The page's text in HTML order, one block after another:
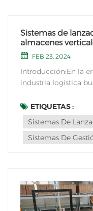
Sistemas de
almacenes
FEB 23, 2024
Introducción:En la
industria logística
el uso del espacio en
soluciones es la
de cuatro vías En
ETIQUETAS :
Sistemas De
Sistemas De